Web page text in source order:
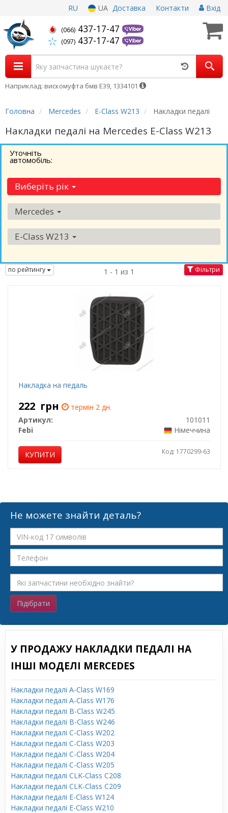
RU UA Доставка Контакти Вхід
(066) 437-17-47
(097) 437-17-47
Наприклад: вискомуфта бмв Е39, 1334101
Головна Mercedes E-Class W213 Накладки педалі
Накладки педалі на Mercedes E-Class W213
Уточніть
автомобіль:
Виберіть рік
Mercedes
E-Class W213
по рейтингу 1 - 1 из 1 Фільтри
Накладка на педаль
222 грн
термін 2 дн.
Артикул:
101011
Febi
Німеччина
КУПИТИ Код: 1770299-63
Не можете знайти деталь?
Підібрати
У ПРОДАЖУ НАКЛАДКИ ПЕДАЛІ НА
ІНШІ МОДЕЛІ MERCEDES
Накладки педалі A-Class W169
Накладки педалі A-Class W176
Накладки педалі B-Class W245
Накладки педалі B-Class W246
Накладки педалі C-Class W202
Накладки педалі C-Class W203
Накладки педалі C-Class W204
Накладки педалі C-Class W205
Накладки педалі CLK-Class C208
Накладки педалі CLK-Class C209
Накладки педалі E-Class W124
Накладки педалі E-Class W210